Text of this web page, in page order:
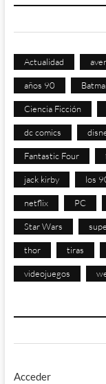
Actualidad
años 90
Ciencia Ficción
dc comics
Fantastic Four
jack kirby los
netflix PC
Star Wars
thor tiras
videojuegos
Acceder